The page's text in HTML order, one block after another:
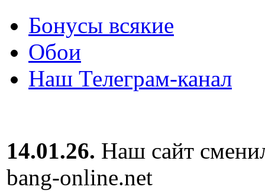
Бонусы всякие
Обои
Наш Телеграм-канал
14.01.26. Наш сайт
bang-online.net